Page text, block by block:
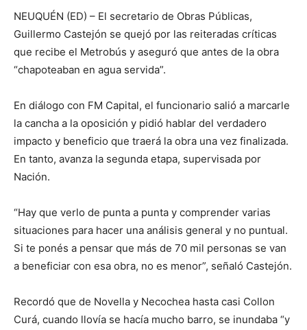
NEUQUÉN (ED) – El secretario de Obras Públicas,
Guillermo Castejón se quejó por las reiteradas críticas
que recibe el Metrobús y aseguró que antes de la obra
“chapoteaban en agua servida”.
En diálogo con FM Capital, el funcionario salió a marcarle
la cancha a la oposición y pidió hablar del verdadero
impacto y beneficio que traerá la obra una vez finalizada.
En tanto, avanza la segunda etapa, supervisada por
Nación.
“Hay que verlo de punta a punta y comprender varias
situaciones para hacer una análisis general y no puntual.
Si te ponés a pensar que más de 70 mil personas se van
a beneficiar con esa obra, no es menor”, señaló Castejón.
Recordó que de Novella y Necochea hasta casi Collon
Curá, cuando llovía se hacía mucho barro, se inundaba “y